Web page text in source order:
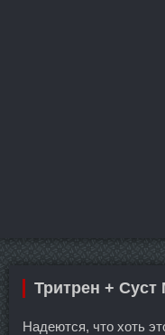
Тритрен + Суст
Надеются, что хоть